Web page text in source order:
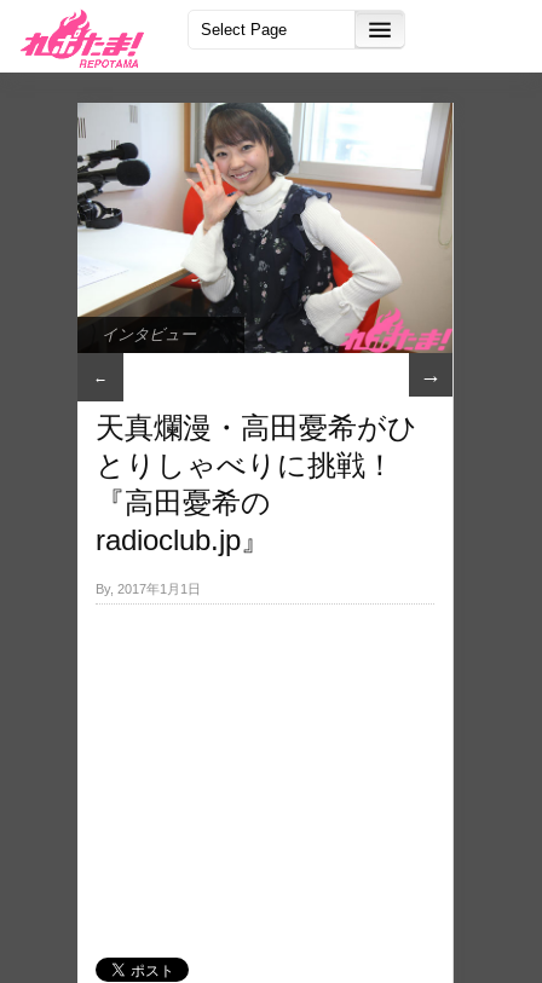
インタビュー
← →
天真爛漫・高田憂希がひ
とりしゃべりに挑戦！
『高田憂希の
radioclub.jp』
By, 2017年1月1日